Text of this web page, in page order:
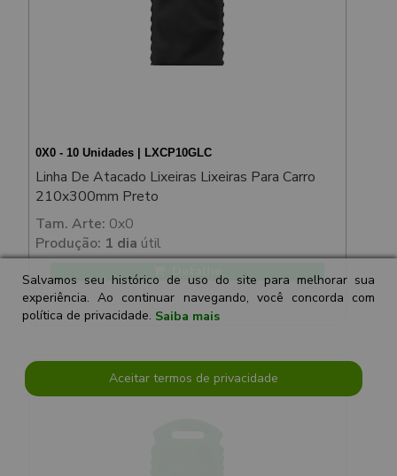
0X0 - 10 Unidades | LXCP10GLC
Linha De Atacado Lixeiras Lixeiras Para Carro
210x300mm Preto
Tam. Arte: 0x0
Produção: 1 dia útil
Detalhe
Salvamos seu histórico de uso do site para melhorar sua
experiência. Ao continuar navegando, você concorda com
política de privacidade. Saiba mais
Aceitar termos de privacidade